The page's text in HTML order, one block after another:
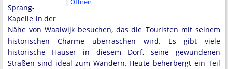
Sprang-
Kapelle in der
Nähe von Waalwijk besuchen, das die Touristen mit seinem
historischen Charme überraschen wird. Es gibt viele
historische Häuser in diesem Dorf, seine gewundenen
Straßen sind ideal zum Wandern. Heute beherbergt ein Teil